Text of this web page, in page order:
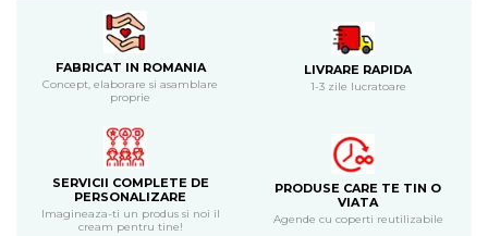
FABRICAT IN ROMANIA
Concept, elaborare si asamblare
proprie
LIVRARE RAPIDA
1-3 zile lucratoare
SERVICII COMPLETE DE
PERSONALIZARE
Imagineaza-ti un produs si noi il
cream pentru tine!
PRODUSE CARE TE TIN O
VIATA
Agende cu coperti reutilizabile